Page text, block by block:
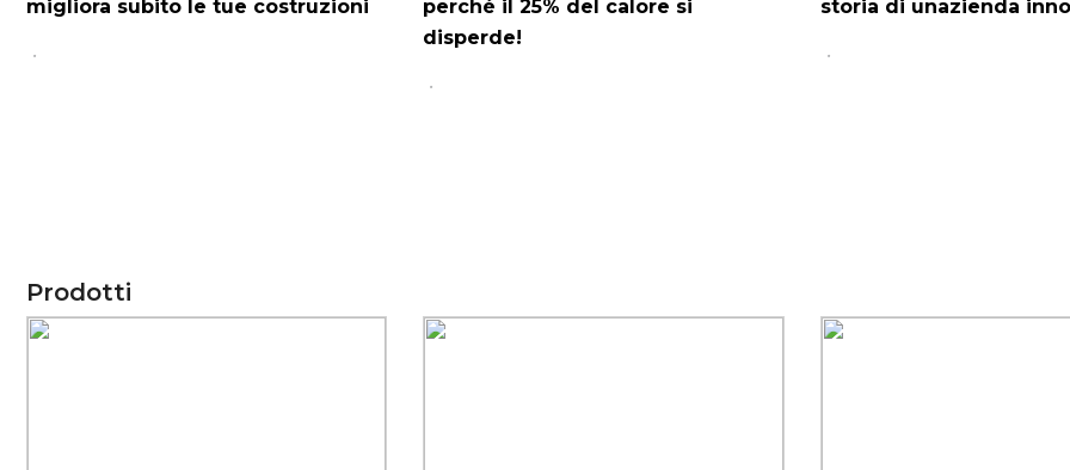
migliora subito le tue costruzioni
perché il 25% del calore si
disperde!
storia di unazienda
Prodotti